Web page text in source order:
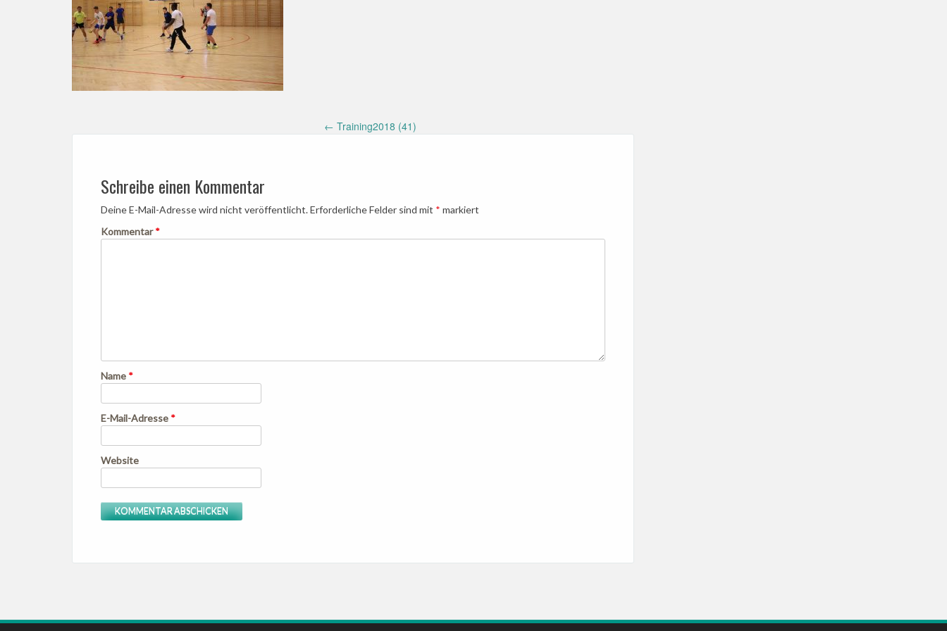
Post ← Training2018 (41)
Schreibe einen Kommentar
Deine E-Mail-Adresse wird nicht veröffentlicht.Erforderliche Felder sind mit * markiert
Kommentar*
Name *
E-Mail-Adresse *
Website